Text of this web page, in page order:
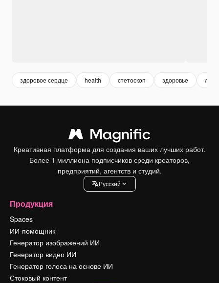
здоровое сердце health стетоскоп здоровье
Креативная платформа для создания ваших лучших работ.
Более 1 миллиона подписчиков среди креаторов,
предприятий, агентств и студий.
Pусский
Продукция
Spaces
ИИ-помощник
Генератор изображений ИИ
Генератор видео ИИ
Генератор голоса на основе ИИ
Стоковый контент